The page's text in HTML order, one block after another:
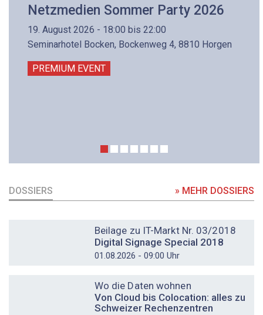
Netzmedien Sommer Party 2026
19. August 2026 - 18:00 bis 22:00
Seminarhotel Bocken, Bockenweg 4, 8810 Horgen
PREMIUM EVENT
DOSSIERS » MEHR DOSSIERS
Beilage zu IT-Markt Nr. 03/2018
Digital Signage Special 2018
01.08.2026 - 09:00 Uhr
Wo die Daten wohnen
Von Cloud bis Colocation: alles zu
Schweizer Rechenzentren